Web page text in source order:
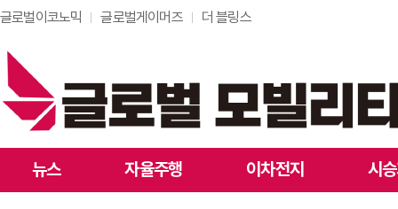
글로벌이코노믹 글로벌게이머즈 더 블링스
뉴스 자율주행 이차전지 시